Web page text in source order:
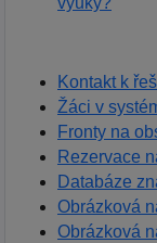
Kontakt k
Žáci v
Fronty na
Rezervace
Databáze
Obrázková
Obrázková